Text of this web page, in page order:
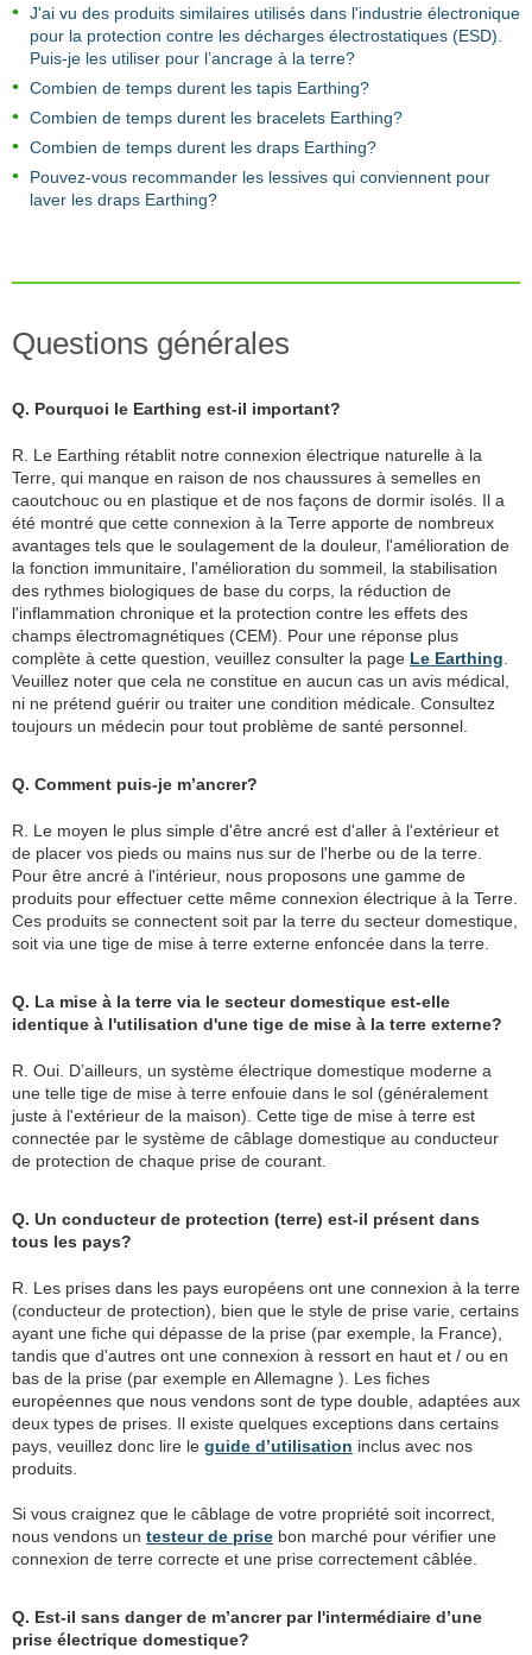
J'ai vu des produits similaires utilisés dans l'industrie électronique
pour la protection contre les décharges électrostatiques (ESD).
Puis-je les utiliser pour l’ancrage à la terre?
Combien de temps durent les tapis Earthing?
Combien de temps durent les bracelets Earthing?
Combien de temps durent les draps Earthing?
Pouvez-vous recommander les lessives qui conviennent pour
laver les draps Earthing?
Questions générales
Q. Pourquoi le Earthing est-il important?
R. Le Earthing rétablit notre connexion électrique naturelle à la
Terre, qui manque en raison de nos chaussures à semelles en
caoutchouc ou en plastique et de nos façons de dormir isolés. Il a
été montré que cette connexion à la Terre apporte de nombreux
avantages tels que le soulagement de la douleur, l'amélioration de
la fonction immunitaire, l'amélioration du sommeil, la stabilisation
des rythmes biologiques de base du corps, la réduction de
l'inflammation chronique et la protection contre les effets des
champs électromagnétiques (CEM). Pour une réponse plus
complète à cette question, veuillez consulter la page Le Earthing
Veuillez noter que cela ne constitue en aucun cas un avis médical,
ni ne prétend guérir ou traiter une condition médicale. Consultez
toujours un médecin pour tout problème de santé personnel.
Q. Comment puis-je m’ancrer?
R. Le moyen le plus simple d'être ancré est d'aller à l'extérieur et
de placer vos pieds ou mains nus sur de l'herbe ou de la terre.
Pour être ancré à l'intérieur, nous proposons une gamme de
produits pour effectuer cette même connexion électrique à la Terre.
Ces produits se connectent soit par la terre du secteur domestique,
soit via une tige de mise à terre externe enfoncée dans la terre.
Q. La mise à la terre via le secteur domestique est-elle
identique à l'utilisation d'une tige de mise à la terre externe?
R. Oui. D’ailleurs, un système électrique domestique moderne a
une telle tige de mise à terre enfouie dans le sol (généralement
juste à l'extérieur de la maison). Cette tige de mise à terre est
connectée par le système de câblage domestique au conducteur
de protection de chaque prise de courant.
Q. Un conducteur de protection (terre) est-il présent dans
tous les pays?
R. Les prises dans les pays européens ont une connexion à la terre
(conducteur de protection), bien que le style de prise varie, certains
ayant une fiche qui dépasse de la prise (par exemple, la France),
tandis que d'autres ont une connexion à ressort en haut et / ou en
bas de la prise (par exemple en Allemagne ). Les fiches
européennes que nous vendons sont de type double, adaptées aux
deux types de prises. Il existe quelques exceptions dans certains
pays, veuillez donc lire le guide d’utilisation inclus avec nos
produits.
Si vous craignez que le câblage de votre propriété soit incorrect,
nous vendons un testeur de prise bon marché pour vérifier une
connexion de terre correcte et une prise correctement câblée.
Q. Est-il sans danger de m’ancrer par l'intermédiaire d’une
prise électrique domestique?